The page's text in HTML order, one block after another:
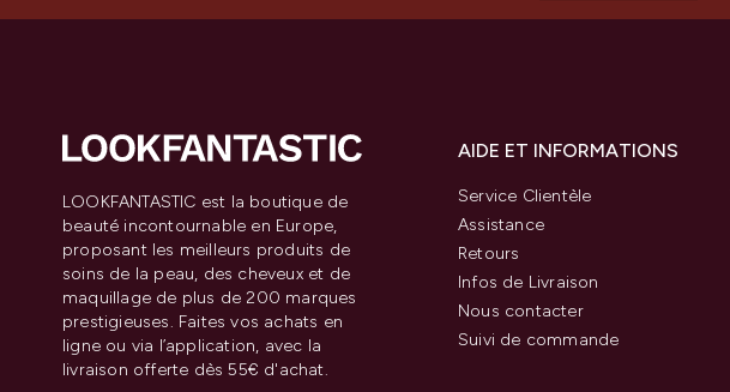
LOOKFANTASTIC est la boutique de
beauté incontournable en Europe,
proposant les meilleurs produits de
soins de la peau, des cheveux et de
maquillage de plus de 200 marques
prestigieuses. Faites vos achats en
ligne ou via l’application, avec la
livraison offerte dès 55€ d'achat.
AIDE ET INFORMATIONS
Service Clientèle
Assistance
Retours
Infos de Livraison
Nous contacter
Suivi de commande